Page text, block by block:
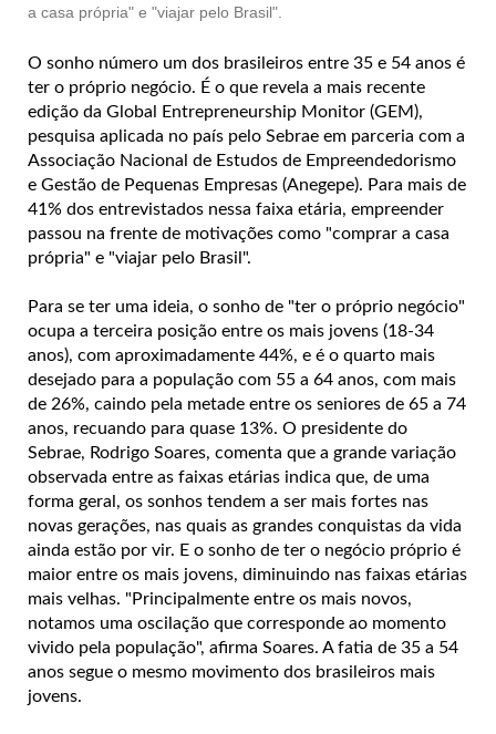
a casa própria" e "viajar pelo Brasil".
O sonho número um dos brasileiros entre 35 e 54 anos é
ter o próprio negócio. É o que revela a mais recente
edição da Global Entrepreneurship Monitor (GEM),
pesquisa aplicada no país pelo Sebrae em parceria com a
Associação Nacional de Estudos de Empreendedorismo
e Gestão de Pequenas Empresas (Anegepe). Para mais de
41% dos entrevistados nessa faixa etária, empreender
passou na frente de motivações como "comprar a casa
própria" e "viajar pelo Brasil".
Para se ter uma ideia, o sonho de "ter o próprio negócio"
ocupa a terceira posição entre os mais jovens (18-34
anos), com aproximadamente 44%, e é o quarto mais
desejado para a população com 55 a 64 anos, com mais
de 26%, caindo pela metade entre os seniores de 65 a 74
anos, recuando para quase 13%. O presidente do
Sebrae, Rodrigo Soares, comenta que a grande variação
observada entre as faixas etárias indica que, de uma
forma geral, os sonhos tendem a ser mais fortes nas
novas gerações, nas quais as grandes conquistas da vida
ainda estão por vir. E o sonho de ter o negócio próprio é
maior entre os mais jovens, diminuindo nas faixas etárias
mais velhas. "Principalmente entre os mais novos,
notamos uma oscilação que corresponde ao momento
vivido pela população", afirma Soares. A fatia de 35 a 54
anos segue o mesmo movimento dos brasileiros mais
jovens.